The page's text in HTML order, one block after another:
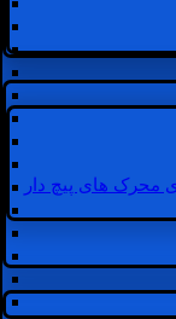
محرک های پیچ دار